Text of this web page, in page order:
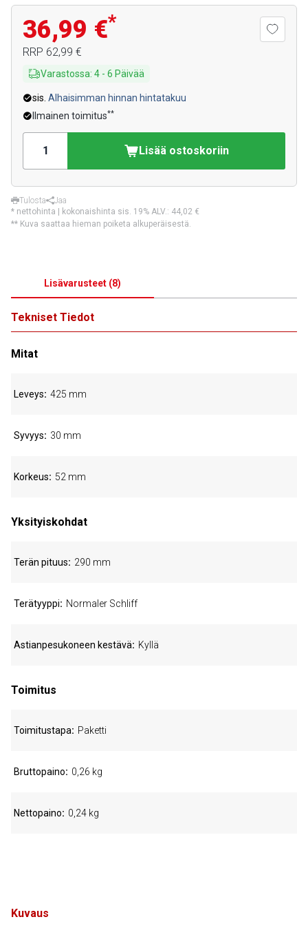
36,99 €*
RRP 62,99 €
Varastossa: 4 - 6 Päivää
sis. Alhaisimman hinnan hintatakuu
Ilmainen toimitus**
Lisää ostoskoriin
Tulosta
Jaa
* nettohinta | kokonaishinta sis. 19% ALV.: 44,02 €
** Kuva saattaa hieman poiketa alkuperäisestä.
Lisävarusteet (8)
Kuvaus
Tekniset Tiedot
Mitat
Leveys 425 mm
Syvyys 30 mm
Korkeus 52 mm
Yksityiskohdat
Terän pituus 290 mm
Terätyyppi Normaler Schliff
Astianpesukoneen kestävä Kyllä
Toimitus
Toimitustapa Paketti
Bruttopaino 0,26 kg
Nettopaino 0,24 kg